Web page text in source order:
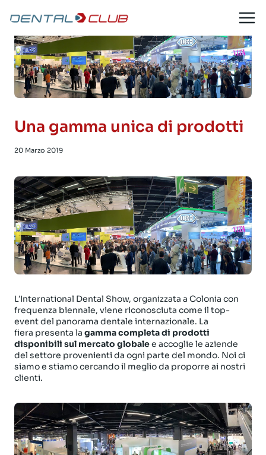
contenuto
Una gamma unica di prodotti
20 Marzo 2019
L’International Dental Show, organizzata a Colonia con
frequenza biennale, viene riconosciuta come il top-
event del panorama dentale internazionale. La
fiera presenta la gamma completa di prodotti
disponibili sul mercato globalee accoglie le aziende
del settore provenienti da ogni parte del mondo. Noi ci
siamo e stiamo cercando il meglio da proporre ai nostri
clienti.